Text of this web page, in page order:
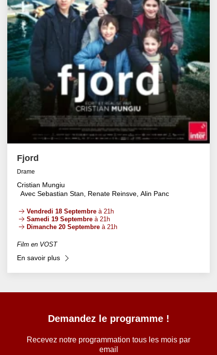
Fjord
Drame
Cristian Mungiu
Avec Sebastian Stan, Renate Reinsve, Alin Panc
Vendredi 18 Septembre à 21h
Samedi 19 Septembre à 21h
Dimanche 20 Septembre à 21h
Film en VOST
En savoir plus
Demandez le programme !
Recevez notre programmation tous les mois par
email